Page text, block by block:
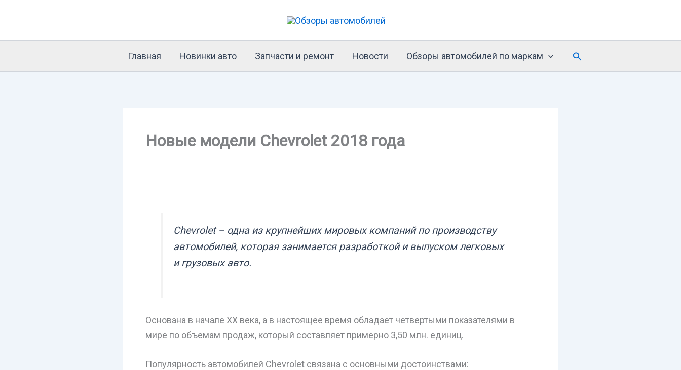
Главная
Новинки авто Запчасти и ремонт Новости Обзоры автомобилей по маркам Поиск
Новые модели Chevrolet 2018 года
Chevrolet – одна из крупнейших мировых компаний по производству
автомобилей, которая занимается разработкой и выпуском легковых
и грузовых авто.
Основана в начале XX века, а в настоящее время обладает четвертыми показателями в
мире по объемам продаж, который составляет примерно 3,50 млн. единиц.
Популярность автомобилей Chevrolet связана с основными достоинствами: